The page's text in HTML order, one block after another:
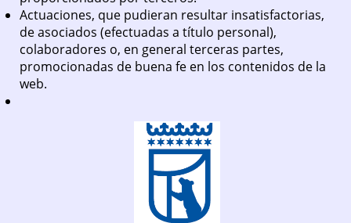
Actuaciones, que pudieran resultar insatisfactorias,
de asociados (efectuadas a título personal),
colaboradores o, en general terceras partes,
promocionadas de buena fe en los contenidos de la
web.